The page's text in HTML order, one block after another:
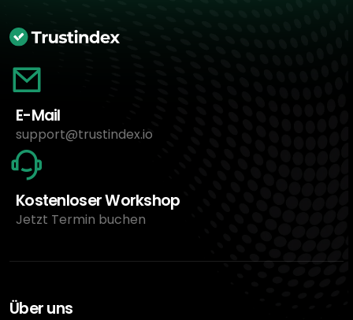
E-Mail
support@trustindex.io
Kostenloser Workshop
Jetzt Termin buchen
Über uns